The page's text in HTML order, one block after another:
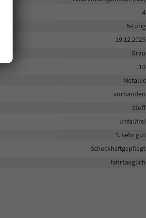
4
5-türig
19.12.2025
Grau
10
Metallic
vorhanden
Stoff
unfallfrei
1, sehr gut
Scheckheftgepflegt
fahrtauglich